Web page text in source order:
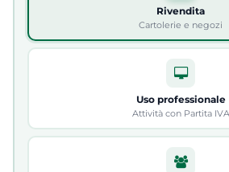
Rivendita
Cartolerie e negozi
Uso professionale
Attività con Partita IVA